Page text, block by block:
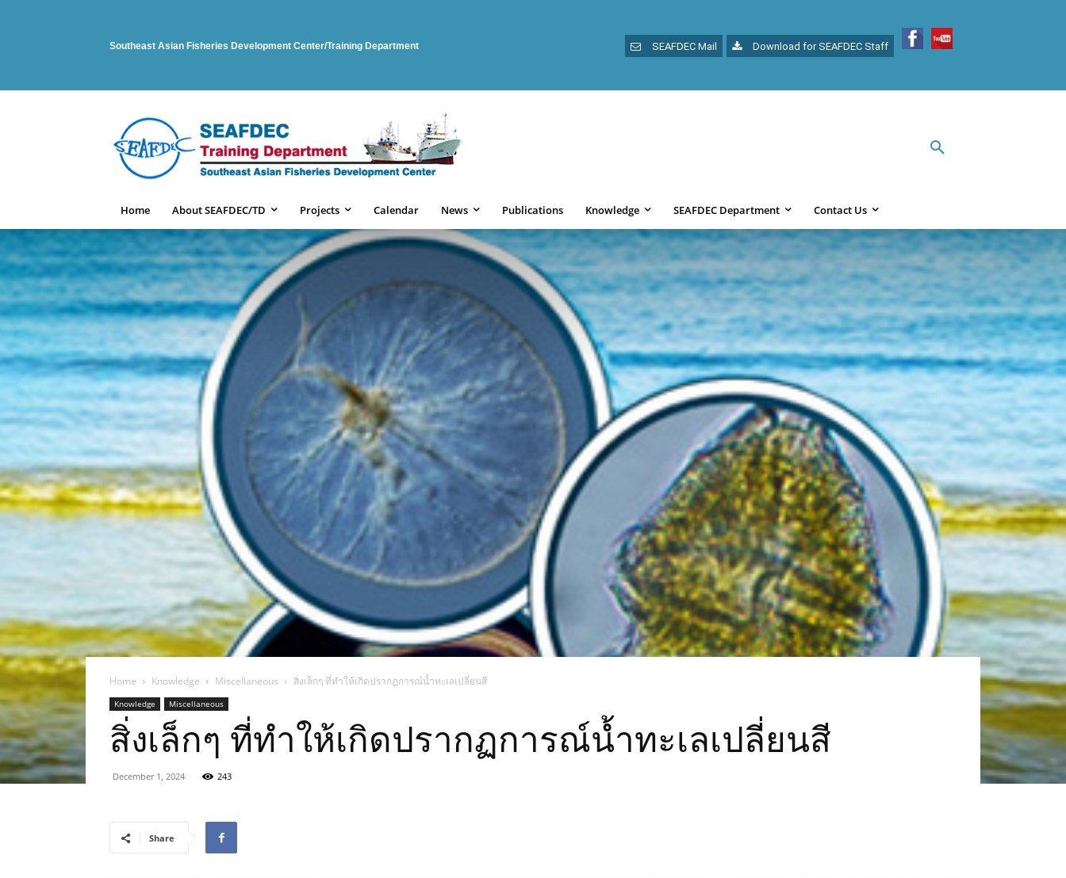
Southeast Asian Fisheries Development Center/Training Department SEAFDEC Mail Download for SEAFDEC Staff
Home About SEAFDEC/TD Projects Calendar News Publications Knowledge SEAFDEC Department Contact Us
Home Knowledge Miscellaneous สิ่งเล็กๆ ที่ทําให้เกิดปรากฏการณ์นํ้าทะเลเปลี่ยนสี
Knowledge Miscellaneous
สิ่งเล็กๆ ที่ทําให้เกิดปรากฏการณ์นํ้าทะเลเปลี่ยนสี
December 1, 2024 243
Share